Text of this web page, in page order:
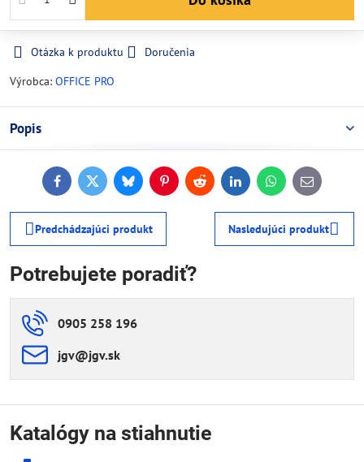
Otázka k produktu
Doručenia
Výrobca: OFFICE PRO
Popis
FacebookTwitterBlueskyPinterestReddit LinkedInWhatsApp
E-
mail
Predchádzajúci produkt Nasledujúci produkt
Potrebujete poradiť?
0905 258 196
jgv​@jgv​.sk
Katalógy na stiahnutie